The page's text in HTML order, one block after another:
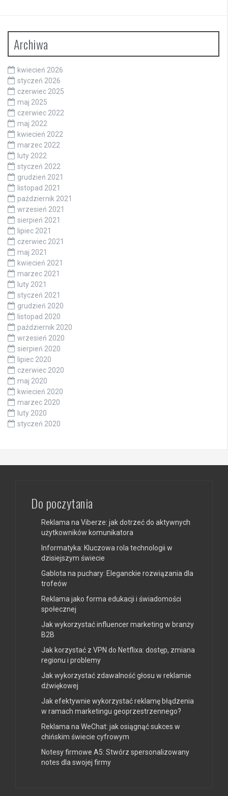
Archiwa
kwiecień 2026
styczeń 2026
czerwiec 2025
maj 2025
czerwiec 2022
maj 2022
kwiecień 2022
marzec 2022
luty 2022
styczeń 2022
grudzień 2021
listopad 2021
październik 2021
wrzesień 2021
sierpień 2021
lipiec 2021
czerwiec 2021
maj 2021
kwiecień 2021
marzec 2021
luty 2021
styczeń 2021
grudzień 2020
listopad 2020
październik 2020
wrzesień 2020
sierpień 2020
lipiec 2020
czerwiec 2020
maj 2020
kwiecień 2020
marzec 2020
luty 2020
styczeń 2020
Do poczytania
Reklama na Viberze: jak dotrzeć do aktywnych
użytkowników komunikatora
Informatyka: Kluczowa rola technologii w
dzisiejszym świecie
Gablota na puchary: Eleganckie rozwiązania dla
trofeów
Reklama jako forma edukacji i świadomości
społecznej
Jak wykorzystać influencer marketing w branży
B2B
Jak korzystać z VPN do Netflixa: dostęp, zmiana
regionu i problemy
Jak wykorzystać zdawalność głosu w reklamie
dźwiękowej
Jak efektywnie wykorzystać reklamę błądzenia
w ramach marketingu geoprzestrzennego?
Reklama na WeChat: jak osiągnąć sukces w
chińskim świecie cyfrowym
Notesy firmowe A5: Stwórz spersonalizowany
notes dla swojej firmy